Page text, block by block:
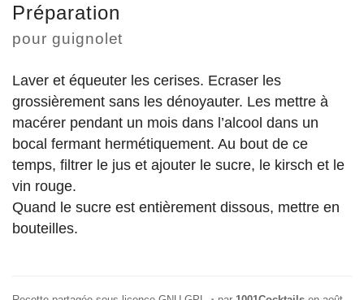
Préparation
pour guignolet
Laver et équeuter les cerises. Ecraser les
grossièrement sans les dénoyauter. Les mettre à
macérer pendant un mois dans l’alcool dans un
bocal fermant hermétiquement. Au bout de ce
temps, filtrer le jus et ajouter le sucre, le kirsch et le
vin rouge.
Quand le sucre est entièrement dissous, mettre en
bouteilles.